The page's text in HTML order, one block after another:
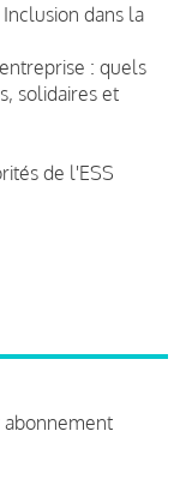
dans la
: quels
solidaires et
de l'ESS
abonnement